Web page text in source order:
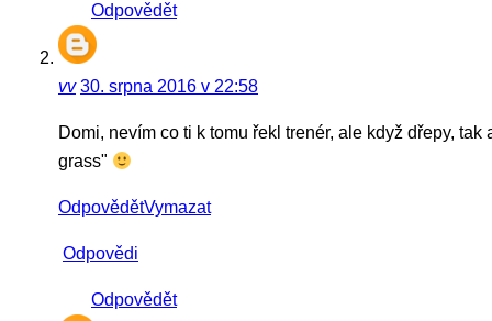
Odpovědět
vv 30. srpna 2016 v 22:58
Domi, nevím co ti k tomu řekl trenér, ale když dřepy,
grass"
OdpovědětVymazat
Odpovědi
Odpovědět